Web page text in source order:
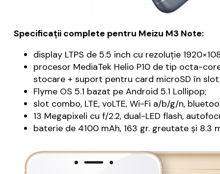
Specificaţii complete pentru Meizu M3 Note:
display LTPS de 5.5 inch cu rezoluție
procesor MediaTek Helio P10 de tip octa-
stocare + suport pentru card microSD în
Flyme OS 5.1 bazat pe Android 5.1 Lollipop;
slot combo, LTE, voLTE, Wi-Fi a/b/g/n,
13 Megapixeli cu f/2.2, dual-LED flash,
baterie de 4100 mAh, 163 gr. greutate și 8.3